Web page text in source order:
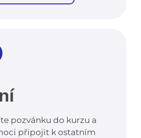
pozvánku do kurzu a
připojit k ostatním